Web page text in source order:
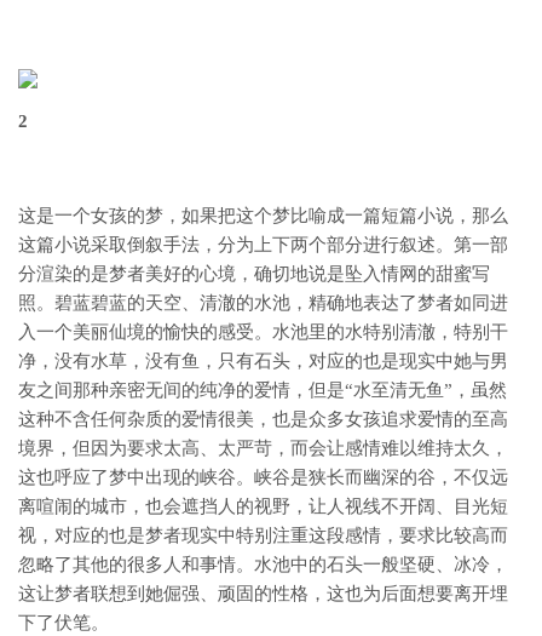
2
这是一个女孩的梦，如果把这个梦比喻成一篇短篇小说，那么
这篇小说采取倒叙手法，分为上下两个部分进行叙述。第一部
分渲染的是梦者美好的心境，确切地说是坠入情网的甜蜜写
照。碧蓝碧蓝的天空、清澈的水池，精确地表达了梦者如同进
入一个美丽仙境的愉快的感受。水池里的水特别清澈，特别干
净，没有水草，没有鱼，只有石头，对应的也是现实中她与男
友之间那种亲密无间的纯净的爱情，但是“水至清无鱼”，虽然
这种不含任何杂质的爱情很美，也是众多女孩追求爱情的至高
境界，但因为要求太高、太严苛，而会让感情难以维持太久，
这也呼应了梦中出现的峡谷。峡谷是狭长而幽深的谷，不仅远
离喧闹的城市，也会遮挡人的视野，让人视线不开阔、目光短
视，对应的也是梦者现实中特别注重这段感情，要求比较高而
忽略了其他的很多人和事情。水池中的石头一般坚硬、冰冷，
这让梦者联想到她倔强、顽固的性格，这也为后面想要离开埋
下了伏笔。